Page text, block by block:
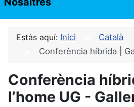
Estàs aquí: Inici
Català
Conferència híbrida |
Conferència
l’home UG -